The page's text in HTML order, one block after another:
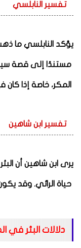
تفسير النابلسي
يؤكد النابلسي ما
مستندًا إلى قصة
المكر، خاصة إذا كان
تفسير ابن شاهين
يرى ابن شاهين أن
حياة الرائي. وقد
دلالات البئر في